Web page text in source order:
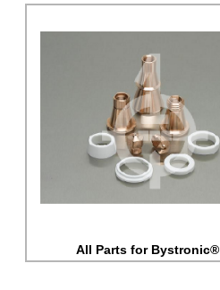
All Parts for Bystronic®